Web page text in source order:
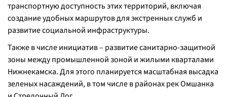
транспортную доступность этих территорий, включая
создание удобных маршрутов для экстренных служб и
развитие социальной инфраструктуры.
Также в числе инициатив – развитие санитарно-защитной
зоны между промышленной зоной и жилыми кварталами
Нижнекамска. Для этого планируется масштабная высадка
зеленых насаждений, в том числе в районах рек Омшанка